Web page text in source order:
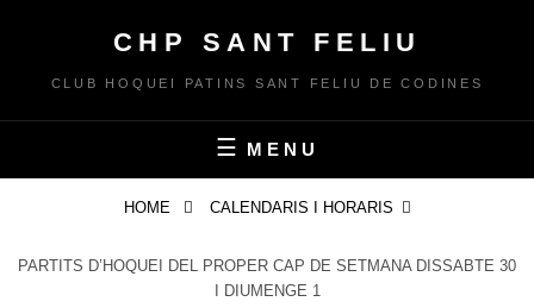
content
CHP SANT FELIU
CLUB HOQUEI PATINS SANT FELIU DE CODINES
MENU
HOME CALENDARIS I HORARIS
PARTITS D’HOQUEI DEL PROPER CAP DE SETMANA DISSABTE 30
I DIUMENGE 1